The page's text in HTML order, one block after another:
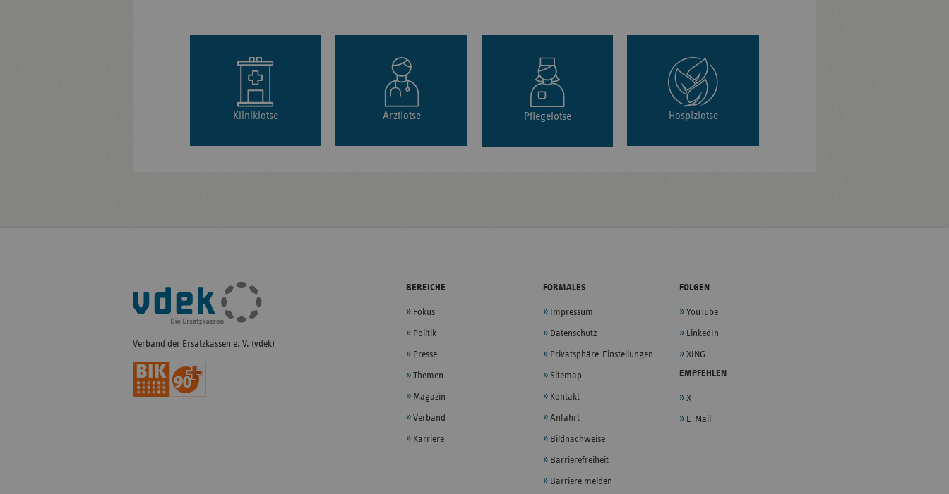
Kliniklotse Arztlotse Pflegelotse Hospizlotse
Fußleisten-
Navigation
Verband der Ersatzkassen e. V. (vdek)
BEREICHE
Fokus
Politik
Presse
Themen
Magazin
Verband
Karriere
FORMALES
Impressum
Datenschutz
Privatsphäre-Einstellungen
Sitemap
Kontakt
Anfahrt
Bildnachweise
Barrierefreiheit
Barriere melden
FOLGEN
YouTube
LinkedIn
XING
EMPFEHLEN
X
E-Mail